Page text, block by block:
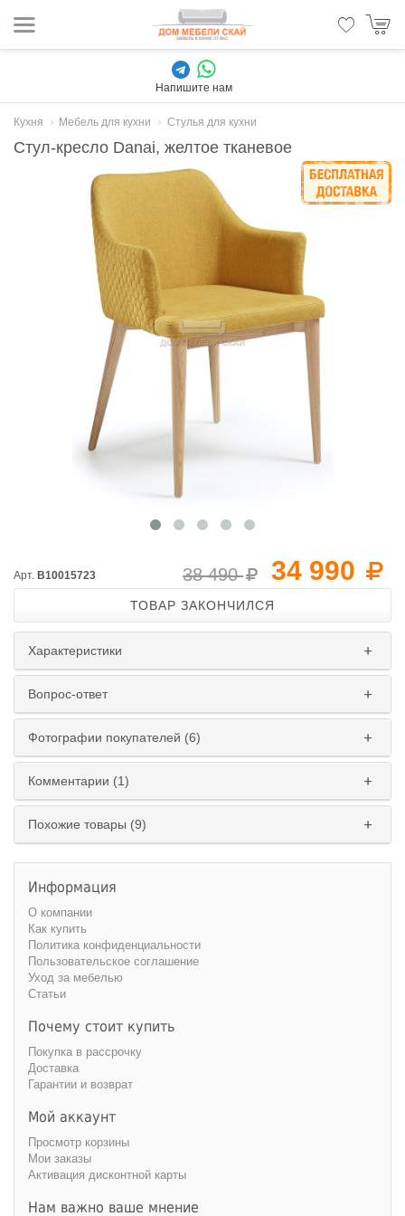
Напишите нам
Кухня Мебель для кухни Стулья для кухни
Стул-кресло Danai, желтое тканевое
34 990
38 490
Арт. B10015723
ТОВАР ЗАКОНЧИЛСЯ
Характеристики
Вопрос-ответ
Фотографии покупателей (6)
Комментарии (1)
Похожие товары (9)
Информация
О компании
Как купить
Политика конфиденциальности
Пользовательское соглашение
Уход за мебелью
Статьи
Почему стоит купить
Покупка в рассрочку
Доставка
Гарантии и возврат
Мой аккаунт
Просмотр корзины
Мои заказы
Активация дисконтной карты
Нам важно ваше мнение